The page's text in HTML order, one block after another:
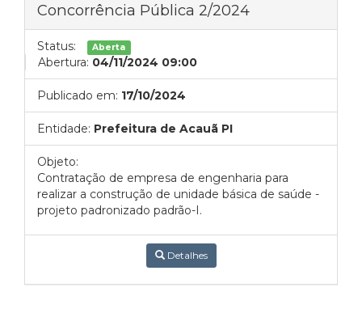
Concorrência Pública 2/2024
Status: Aberta
Abertura: 04/11/2024 09:00
Publicado em: 17/10/2024
Entidade: Prefeitura de Acauã PI
Objeto:
Contratação de empresa de engenharia para
realizar a construção de unidade básica de saúde -
projeto padronizado padrão-I.
Detalhes